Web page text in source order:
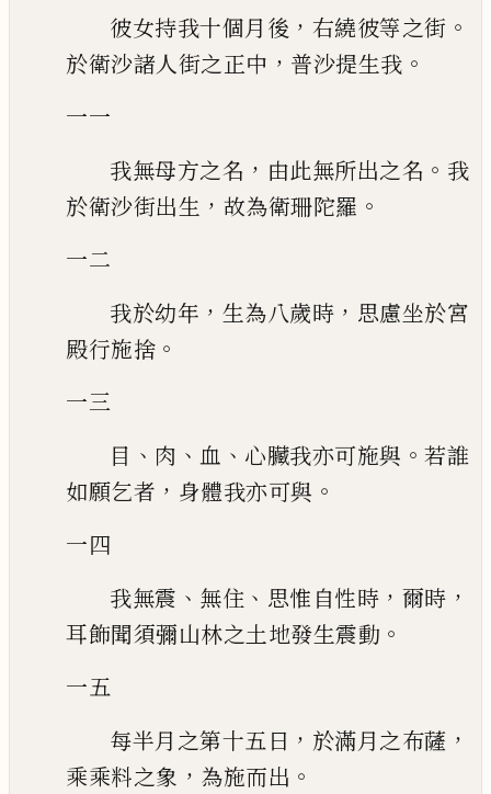
彼女持我十個月後 ， 右繞彼等之街 。
於衛沙諸人街之正中 ， 普沙提生我 。
一一
我無母方之名 ， 由此無所出之名 。 我
於衛沙街出生 ， 故為衛珊陀羅 。
一二
我於幼年 ， 生為八歲時 ， 思慮坐於宮
殿行施捨 。
一三
目 、 肉 、 血 、 心臟我亦可施與 。 若誰
如願乞者 ， 身體我亦可與 。
一四
我無震 、 無住 、 思惟自性時 ， 爾時 ，
耳飾聞須彌山林之土地發生震動 。
一五
每半月之第十五日 ， 於滿月之布薩 ，
乘乘料之象 ， 為施而出 。